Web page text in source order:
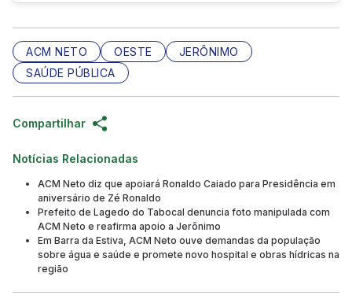
ACM NETO OESTE
JERÔNIMO
SAÚDE PÚBLICA
Compartilhar
Notícias Relacionadas
ACM Neto diz que apoiará Ronaldo Caiado para Presidência em
aniversário de Zé Ronaldo
Prefeito de Lagedo do Tabocal denuncia foto manipulada com
ACM Neto e reafirma apoio a Jerônimo
Em Barra da Estiva, ACM Neto ouve demandas da população
sobre água e saúde e promete novo hospital e obras hídricas na
região